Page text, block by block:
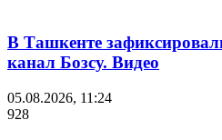
В Ташкенте
канал Бозсу. Видео
05.08.2026, 11:24
928